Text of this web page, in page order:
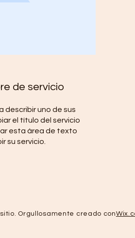
de servicio
describir uno de sus
el título del servicio
esta área de texto
su servicio.
Orgullosamente creado con